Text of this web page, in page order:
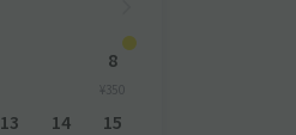
8
¥350
13 14 15